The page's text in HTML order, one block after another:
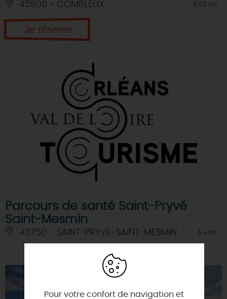
45800 - COMBLEUX À 5.5 KM
Je réserve
Parcours de santé Saint-Pryvé
Saint-Mesmin
45750 - SAINT-PRYVE-SAINT-MESMIN À 4 KM
Pour votre confort de navigation et